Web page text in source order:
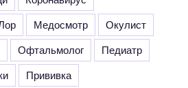
Медосмотр
Окулист
Офтальмолог
Педиатр
Прививка